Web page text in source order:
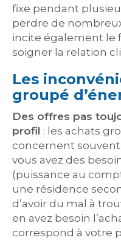
fixe pendant
perdre de
incite également le
soigner la relation
Les
groupé
Des offres pas
profil : les achats
concernent souvent
vous avez des
(puissance au
une résidence
d’avoir du mal à
en avez besoin
correspond à votre